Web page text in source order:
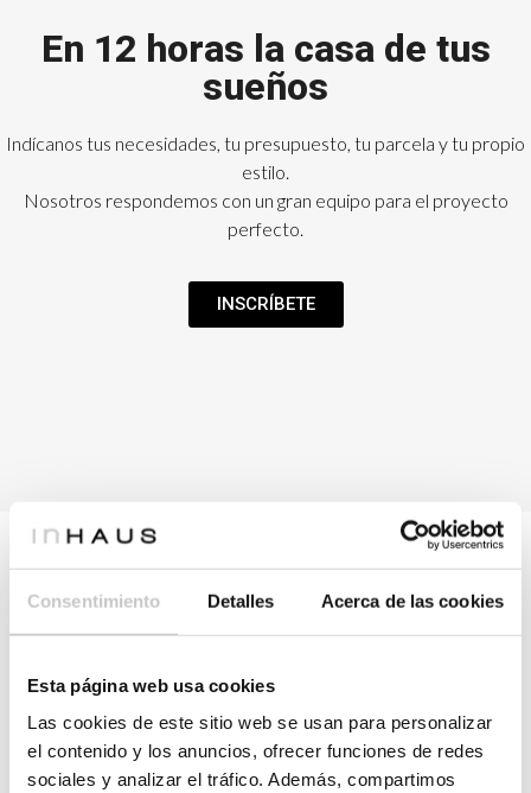
Consentimiento Detalles Acerca de las cookies
Esta página web usa cookies
Las cookies de este sitio web se usan para personalizar
el contenido y los anuncios, ofrecer funciones de redes
sociales y analizar el tráfico. Además, compartimos
En 12 horas la casa de tus
sueños
Indícanos tus necesidades, tu presupuesto, tu parcela y tu propio
estilo.
Nosotros respondemos con un gran equipo para el proyecto
perfecto.
INSCRÍBETE
Programa del día
Ubicación: Almussafes (Valencia)
8.30–Visita a las viviendas en proceso en inHAUS-
LAB.